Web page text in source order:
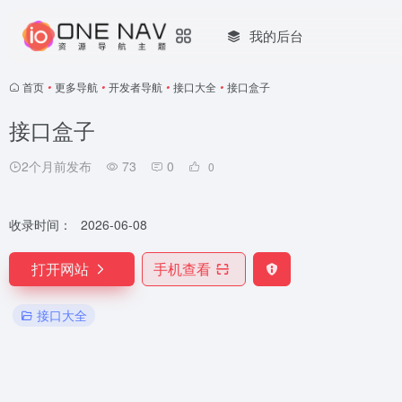
我的后台
首页 • 更多导航 • 开发者导航 • 接口大全 • 接口盒子
接口盒子
2个月前发布 73 0 0
收录时间： 2026-06-08
打开网站 手机查看
接口大全